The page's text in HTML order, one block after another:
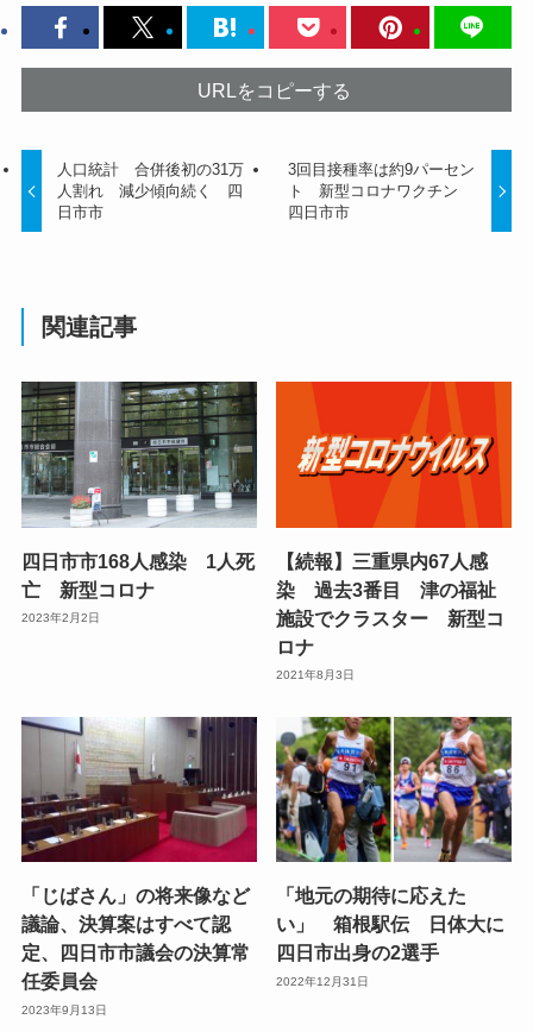
URLをコピーする
人口統計 合併後初の31万
人割れ 減少傾向続く 四
日市市
3回目接種率は約9パーセン
ト 新型コロナワクチン
四日市市
関連記事
四日市市168人感染 1人死
亡 新型コロナ
2023年2月2日
【続報】三重県内67人感
染 過去3番目 津の福祉
施設でクラスター 新型コ
ロナ
2021年8月3日
「じばさん」の将来像など
議論、決算案はすべて認
定、四日市市議会の決算常
任委員会
2023年9月13日
「地元の期待に応えた
い」 箱根駅伝 日体大に
四日市出身の2選手
2022年12月31日